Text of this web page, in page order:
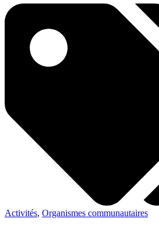
Activités, Organismes communautaires